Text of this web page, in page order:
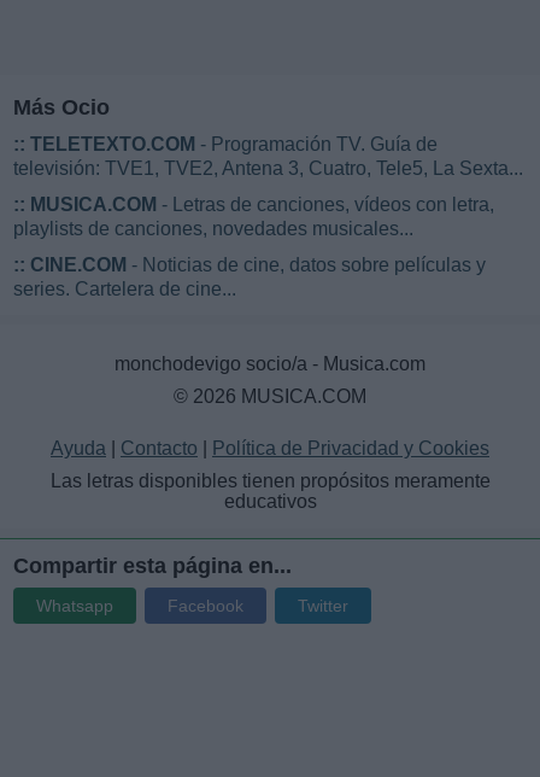
Más Ocio
:: TELETEXTO.COM - Programación TV. Guía de
televisión: TVE1, TVE2, Antena 3, Cuatro, Tele5, La Sexta...
:: MUSICA.COM - Letras de canciones, vídeos con letra,
playlists de canciones, novedades musicales...
:: CINE.COM - Noticias de cine, datos sobre películas y
series. Cartelera de cine...
monchodevigo socio/a - Musica.com
© 2026 MUSICA.COM
Ayuda Contacto
Política de Privacidad y Cookies
Las letras disponibles tienen propósitos meramente
educativos
Compartir esta página en...
Whatsapp Facebook Twitter